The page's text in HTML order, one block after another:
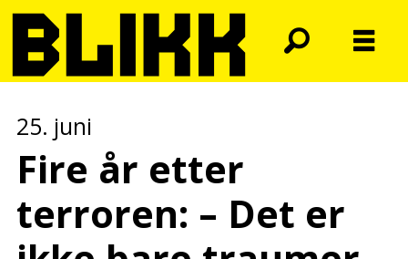
25. juni
Fire år etter
terroren: – Det er